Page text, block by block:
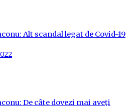
Alt scandal legat de Covid-19
De câte dovezi mai aveţi